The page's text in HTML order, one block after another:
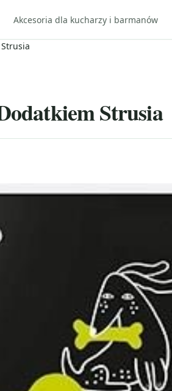
Akcesoria dla kucharzy i barmanów
Strusia